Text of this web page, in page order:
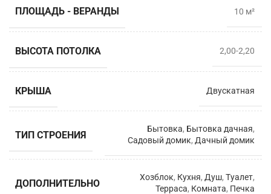
ПЛОЩАДЬ - ВЕРАНДЫ 10 м²
ВЫСОТА ПОТОЛКА 2,00-2,20
КРЫША Двускатная
ТИП СТРОЕНИЯ Бытовка, Бытовка дачная,
Садовый домик, Дачный домик
ДОПОЛНИТЕЛЬНО Хозблок, Кухня, Душ, Туалет,
Терраса, Комната, Печка